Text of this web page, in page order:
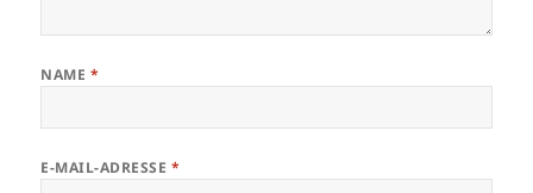
NAME *
E-MAIL-ADRESSE *